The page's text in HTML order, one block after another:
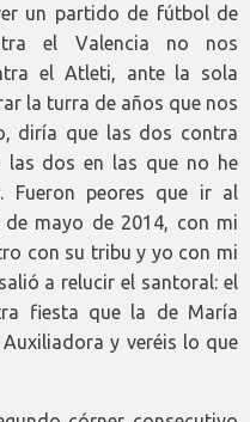
un partido de fútbol de
el Valencia no nos
el Atleti, ante la sola
la turra de años que nos
diría que las dos contra
las dos en las que no he
Fueron peores que ir al
de mayo de 2014, con mi
con su tribu y yo con mi
a relucir el santoral: el
fiesta que la de María
y veréis lo que